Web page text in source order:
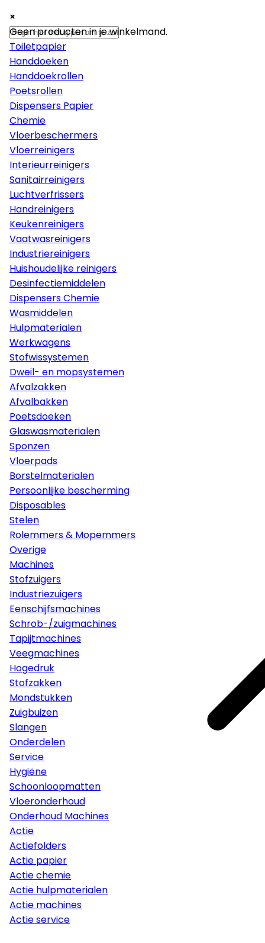
×
Papier
Toiletpapier
Handdoeken
Handdoekrollen
Poetsrollen
Dispensers Papier
Chemie
Vloerbeschermers
Vloerreinigers
Interieurreinigers
Sanitairreinigers
Luchtverfrissers
Handreinigers
Keukenreinigers
Vaatwasreinigers
Industriereinigers
Huishoudelijke reinigers
Desinfectiemiddelen
Dispensers Chemie
Wasmiddelen
Hulpmaterialen
Werkwagens
Stofwissystemen
Dweil- en mopsystemen
Afvalzakken
Afvalbakken
Poetsdoeken
Glaswasmaterialen
Sponzen
Vloerpads
Borstelmaterialen
Persoonlijke bescherming
Disposables
Stelen
Rolemmers & Mopemmers
Overige
Machines
Stofzuigers
Industriezuigers
Eenschijfsmachines
Schrob-/zuigmachines
Tapijtmachines
Veegmachines
Hogedruk
Stofzakken
Mondstukken
Zuigbuizen
Slangen
Onderdelen
Service
Hygiëne
Schoonloopmatten
Vloeronderhoud
Onderhoud Machines
Actie
Actiefolders
Actie papier
Actie chemie
Actie hulpmaterialen
Actie machines
Actie service
×
×
Geen producten in je winkelmand.